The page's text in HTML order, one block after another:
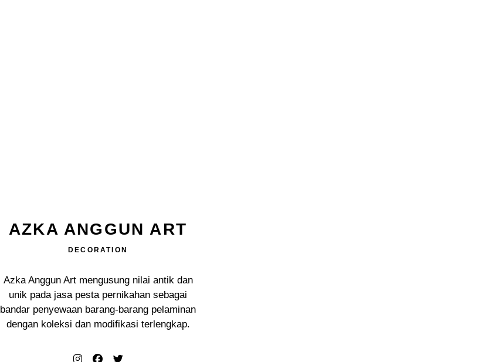
AZKA ANGGUN ART
DECORATION
Azka Anggun Art mengusung nilai antik dan
unik pada jasa pesta pernikahan sebagai
bandar penyewaan barang-barang pelaminan
dengan koleksi dan modifikasi terlengkap.